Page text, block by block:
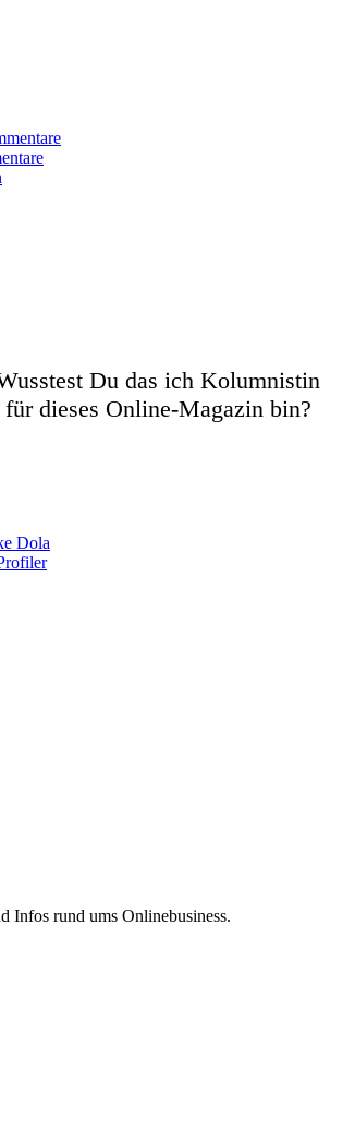
Du das ich Kolumnistin
für dieses Online-Magazin bin?
Dola
Infos rund ums Onlinebusiness.